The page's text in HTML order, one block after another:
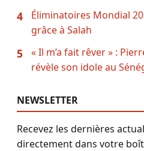
4
Éliminatoires Mondial
grâce à Salah
5
« Il m’a fait rêver » :
révèle son idole au
NEWSLETTER
Recevez les dernières
directement dans votre